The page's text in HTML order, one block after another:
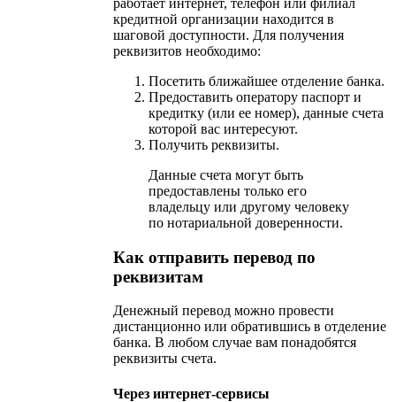
работает интернет, телефон или филиал
кредитной организации находится в
шаговой доступности. Для получения
реквизитов необходимо:
Посетить ближайшее отделение банка.
Предоставить оператору паспорт и
кредитку (или ее номер), данные счета
которой вас интересуют.
Получить реквизиты.
Данные счета могут быть
предоставлены только его
владельцу или другому человеку
по нотариальной доверенности.
Как отправить перевод по
реквизитам
Денежный перевод можно провести
дистанционно или обратившись в отделение
банка. В любом случае вам понадобятся
реквизиты счета.
Через интернет-сервисы